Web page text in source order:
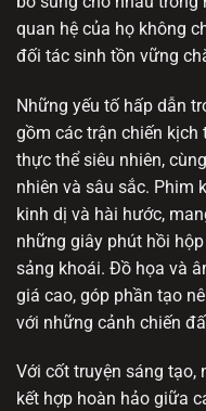
quan hệ của họ không
đối tác sinh tồn vững
Những yếu tố hấp dẫn
gồm các trận chiến kịch
thực thể siêu nhiên,
nhiên và sâu sắc. Phim
kinh dị và hài hước,
những giây phút hồi
sảng khoái. Đồ họa và
giá cao, góp phần tạo
với những cảnh chiến
Với cốt truyện sáng tạo,
kết hợp hoàn hảo giữa